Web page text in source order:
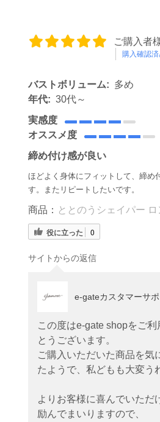
ご購入者
購入確認
バストボリューム: 多め
年代: 30代～
実感度
オススメ度
締め付け感が良い
ほどよく身体にフィットして、締め
す。またリピートしたいです。
商品： ととのうシェイパー
役に立った 0
サイトからの返信
e-gateカスタマーサポ
この度はe-gate shopをご
とうございます。
ご購入いただいた商品を気
たようで、私どもも大変う
よりお客様に喜んでいただ
励んでまいりますので、